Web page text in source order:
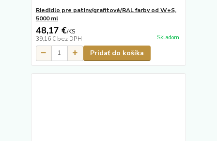
Riedidlo pre patiny/grafitové/RAL farby od W+S,
5000 ml
48,17 €/KS
39,16 € bez DPH Skladom
Pridať do košíka